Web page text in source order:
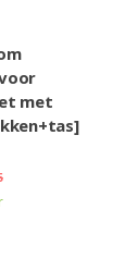
met